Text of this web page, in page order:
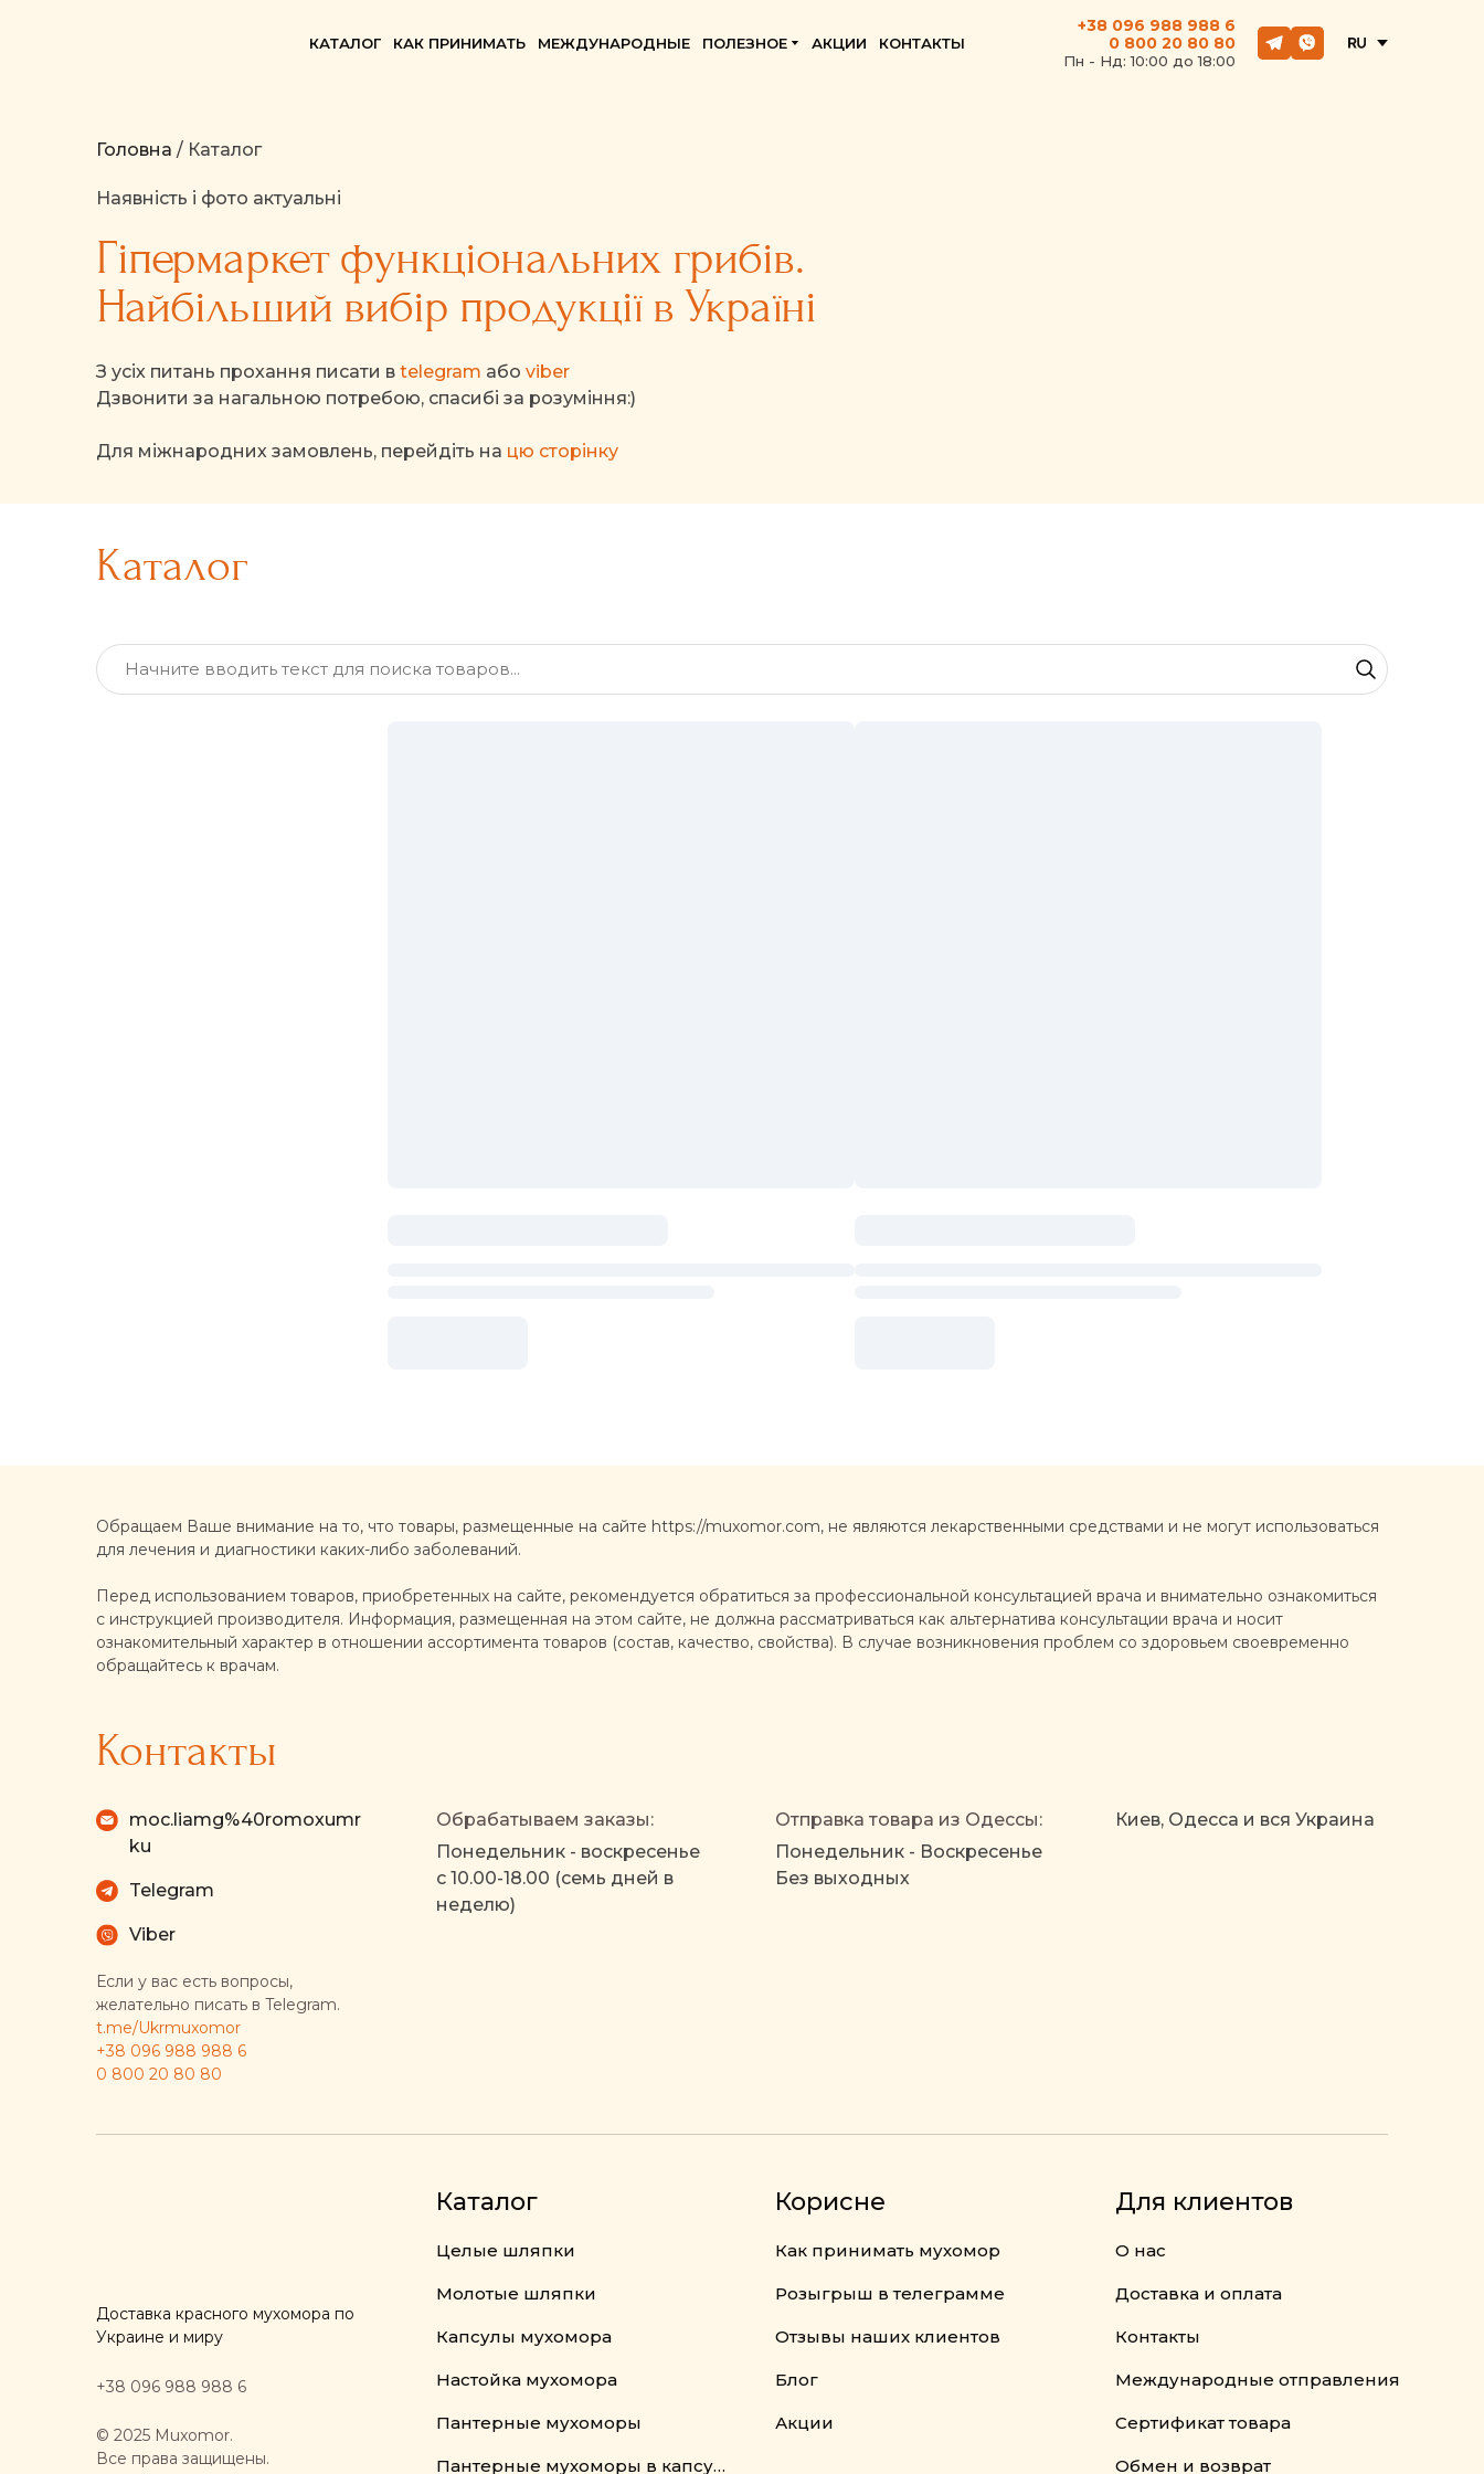
КАТАЛОГ КАК ПРИНИМАТЬ МЕЖДУНАРОДНЫЕ ПОЛЕЗНОЕ АКЦИИ КОНТАКТЫ
+38 096 988 988 6
0 800 20 80 80
Пн - Hд: 10:00 до 18:00
Головна / Каталог
Наявність і фото актуальні
Гіпермаркет функціональних грибів.
Найбільший вибір продукції в Україні
З усіх питань прохання писати в telegram або viber
Дзвонити за нагальною потребою, спасибі за розуміння:)
Для міжнародних замовлень, перейдіть на цю сторінку
Каталог
Обращаем Ваше внимание на то, что товары, размещенные на сайте https://muxomor.com, не являются лекарственными средствами и не могут использоваться
для лечения и диагностики каких-либо заболеваний.
Перед использованием товаров, приобретенных на сайте, рекомендуется обратиться за профессиональной консультацией врача и внимательно ознакомиться
с инструкцией производителя. Информация, размещенная на этом сайте, не должна рассматриваться как альтернатива консультации врача и носит
ознакомительный характер в отношении ассортимента товаров (состав, качество, свойства). В случае возникновения проблем со здоровьем своевременно
обращайтесь к врачам.
Контакты
moc.liamg%40romoxumr
ku
Telegram
Viber
Если у вас есть вопросы,
желательно писать в Telegram.
t.me/Ukrmuxomor
+38 096 988 988 6
0 800 20 80 80
Обрабатываем заказы:
Понедельник - воскресенье
с 10.00-18.00 (семь дней в
неделю)
Отправка товара из Одессы:
Понедельник - Воскресенье
Без выходных
Киев, Одесса и вся Украина
Доставка красного мухомора по
Украине и миру
+38 096 988 988 6
© 2025 Muxomor.
Все права защищены.
Каталог
Целые шляпки
Молотые шляпки
Капсулы мухомора
Настойка мухомора
Пантерные мухоморы
Пантерные мухоморы в капсулах
Корисне
Как принимать мухомор
Розыгрыш в телеграмме
Отзывы наших клиентов
Блог
Акции
Для клиентов
О нас
Доставка и оплата
Контакты
Международные отправления
Сертификат товара
Обмен и возврат